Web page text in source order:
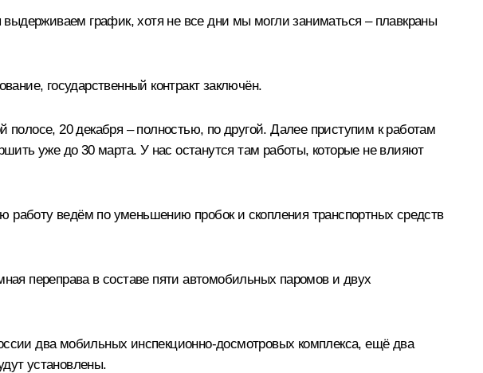
график, хотя не все дни мы могли заниматься – плавкраны
государственный контракт заключён.
20 декабря – полностью, по другой. Далее приступим к работам
уже до 30 марта. У нас останутся там работы, которые не влияют
ведём по уменьшению пробок и скопления транспортных средств
переправа в составе пяти автомобильных паромов и двух
два мобильных инспекционно-досмотровых комплекса, ещё два
установлены.